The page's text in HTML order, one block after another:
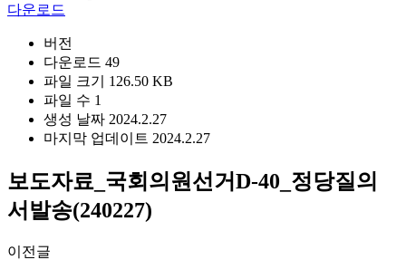
다운로드
버전
다운로드 49
파일 크기 126.50 KB
파일 수 1
생성 날짜 2024.2.27
마지막 업데이트 2024.2.27
보도자료_국회의원선거D-40_정당질의
서발송(240227)
이전글